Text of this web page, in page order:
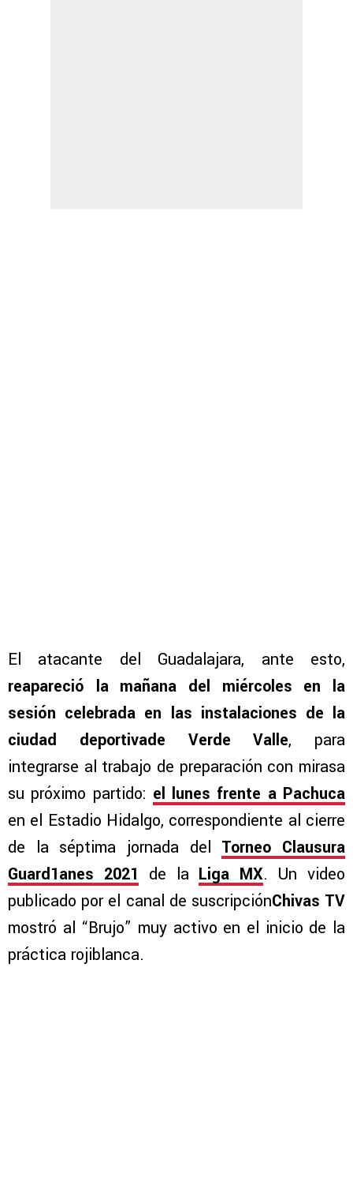
El atacante del Guadalajara, ante esto,
reapareció la mañana del miércoles en la
sesión celebrada en las instalaciones de la
ciudad deportivade Verde Valle, para
integrarse al trabajo de preparación con mirasa
su próximo partido: el lunes frente a Pachuca
en el Estadio Hidalgo, correspondiente al cierre
de la séptima jornada del Torneo Clausura
Guard1anes 2021 de la Liga MX. Un video
publicado por el canal de suscripciónChivas TV
mostró al “Brujo” muy activo en el inicio de la
práctica rojiblanca.